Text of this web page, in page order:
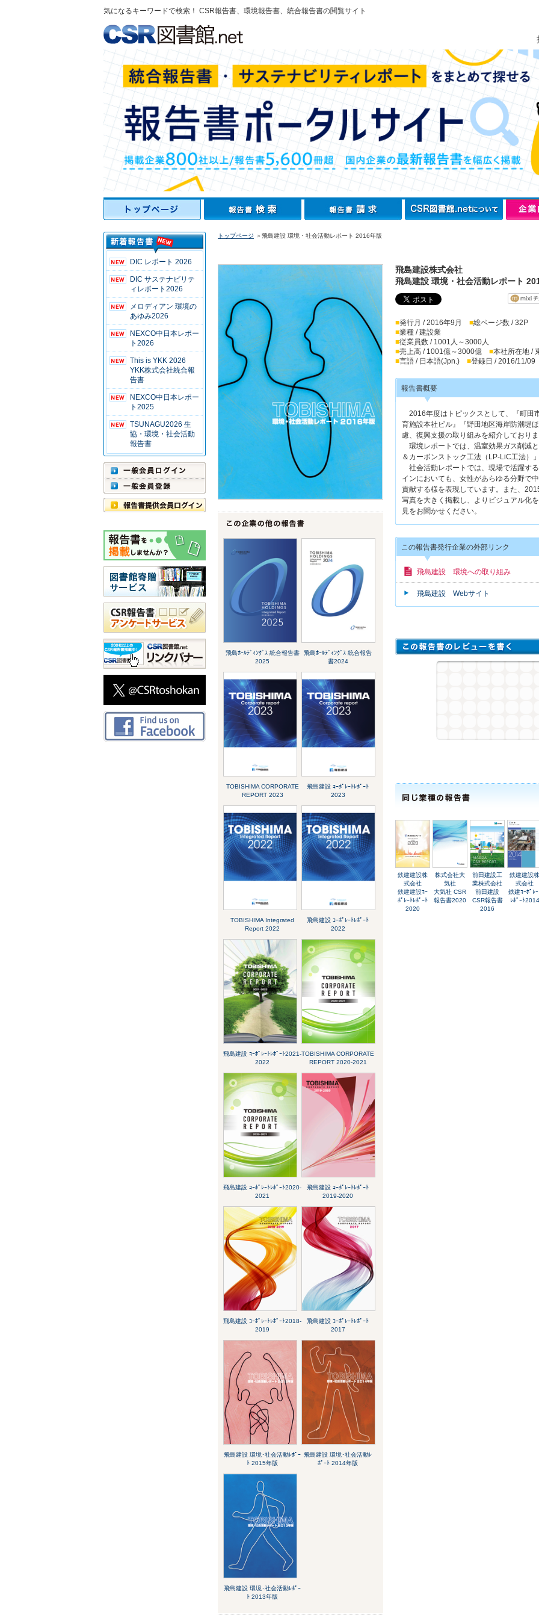
気になるキーワードで検索！ CSR報告書、環境報告書、統合報告書の閲覧サイト
DIC レポート 2026
DIC サステナビリテ
ィレポート2026
メロディアン 環境の
あゆみ2026
NEXCO中日本レポー
ト2026
This is YKK 2026
YKK株式会社統合報
告書
NEXCO中日本レポー
ト2025
TSUNAGU2026 生
協・環境・社会活動
報告書
トップページ ＞飛島建設 環境・社会活動レポート 2016年版
飛島ﾎｰﾙﾃﾞｨﾝｸﾞｽ 統合報告書
2025
飛島ﾎｰﾙﾃﾞｨﾝｸﾞｽ 統合報告
書2024
TOBISHIMA CORPORATE
REPORT 2023
飛島建設 ｺｰﾎﾟﾚｰﾄﾚﾎﾟｰﾄ
2023
TOBISHIMA Integrated
Report 2022
飛島建設 ｺｰﾎﾟﾚｰﾄﾚﾎﾟｰﾄ
2022
飛島建設 ｺｰﾎﾟﾚｰﾄﾚﾎﾟｰﾄ2021-
2022
TOBISHIMA CORPORATE
REPORT 2020-2021
飛島建設 ｺｰﾎﾟﾚｰﾄﾚﾎﾟｰﾄ2020-
2021
飛島建設 ｺｰﾎﾟﾚｰﾄﾚﾎﾟｰﾄ
2019-2020
飛島建設 ｺｰﾎﾟﾚｰﾄﾚﾎﾟｰﾄ2018-
2019
飛島建設 ｺｰﾎﾟﾚｰﾄﾚﾎﾟｰﾄ
2017
飛島建設 環境･社会活動ﾚﾎﾟｰ
ﾄ 2015年版
飛島建設 環境･社会活動ﾚ
ﾎﾟｰﾄ 2014年版
飛島建設 環境･社会活動ﾚﾎﾟｰ
ﾄ 2013年版
飛島建設株式会社
飛島建設 環境・社会活動レポート
■発行月 / 2016年9月 ■総ページ数 / 32P
■業種 / 建設業
■従業員数 / 1001人～3000人
■売上高 / 1001億～3000億 ■本社所在地 /
■言語 / 日本語(Jpn.) ■登録日 / 2016/11/09
報告書概要
2016年度はトピックスとして、『町田
育施設本社ビル』『野田地区海岸防潮堤
慮、復興支援の取り組みを紹介しておりま
環境レポートでは、温室効果ガス削減
＆カーボンストック工法（LP-LiC工法）
社会活動レポートでは、現場で活躍す
インにおいても、女性があらゆる分野で
貢献する様を表現しています。また、
写真を大きく掲載し、よりビジュアル化
見をお聞かせください。
この報告書発行企業の外部リンク
飛島建設 環境への取り組み
飛島建設 Webサイト
鉄建建設株
式会社
鉄建建設ｺｰ
ﾎﾟﾚｰﾄﾚﾎﾟｰﾄ
2020
株式会社大
気社
大気社 CSR
報告書2020
前田建設工
業株式会社
前田建設
CSR報告書
2016
鉄建建設株
式会社
鉄建ｺｰﾎﾟﾚｰ
ﾚﾎﾟｰﾄ2014